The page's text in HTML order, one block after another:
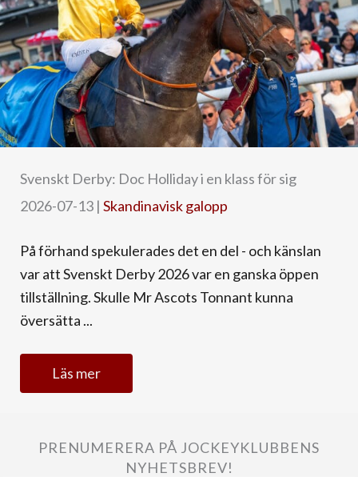
Svenskt Derby: Doc Holliday i en klass för sig
2026-07-13 | Skandinavisk galopp
På förhand spekulerades det en del - och känslan
var att Svenskt Derby 2026 var en ganska öppen
tillställning. Skulle Mr Ascots Tonnant kunna
översätta ...
Läs mer
PRENUMERERA PÅ JOCKEYKLUBBENS
NYHETSBREV!